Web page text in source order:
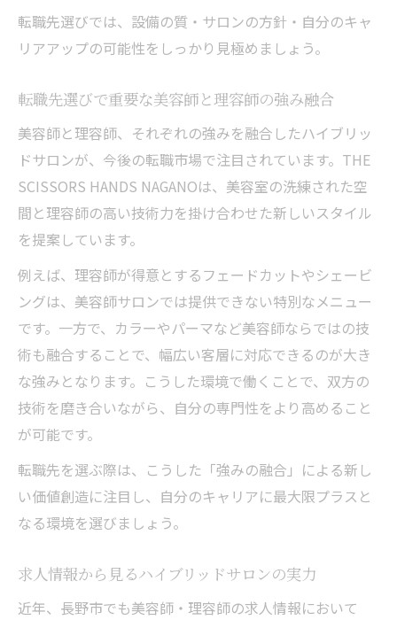
転職先選びでは、設備の質・サロンの方針・自分のキャ
リアアップの可能性をしっかり見極めましょう。
転職先選びで重要な美容師と理容師の強み融合
美容師と理容師、それぞれの強みを融合したハイブリッ
ドサロンが、今後の転職市場で注目されています。THE
SCISSORS HANDS NAGANOは、美容室の洗練された空
間と理容師の高い技術力を掛け合わせた新しいスタイル
を提案しています。
例えば、理容師が得意とするフェードカットやシェービ
ングは、美容師サロンでは提供できない特別なメニュー
です。一方で、カラーやパーマなど美容師ならではの技
術も融合することで、幅広い客層に対応できるのが大き
な強みとなります。こうした環境で働くことで、双方の
技術を磨き合いながら、自分の専門性をより高めること
が可能です。
転職先を選ぶ際は、こうした「強みの融合」による新し
い価値創造に注目し、自分のキャリアに最大限プラスと
なる環境を選びましょう。
求人情報から見るハイブリッドサロンの実力
近年、長野市でも美容師・理容師の求人情報において